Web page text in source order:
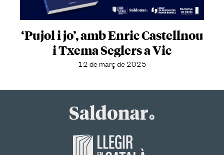
‘Pujol i jo’, amb Enric Castellnou
i Txema Seglers a Vic
12 de març de 2025